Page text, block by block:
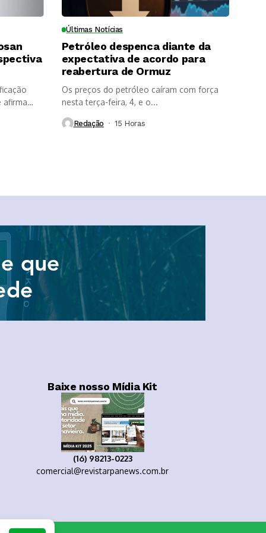
afirma
Últimas Notícias
Petróleo despenca diante da
expectativa de acordo para
reabertura de Ormuz
Os preços do petróleo caíram com força
nesta terça-feira, 4, e o...
Redação 15 Horas ⁮
Baixe nosso Mídia Kit
(16) 98213-0223
comercial@revistarpanews.com.br